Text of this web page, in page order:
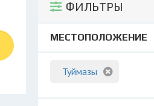
ФИЛЬТРЫ
МЕСТОПОЛОЖЕНИЕ
Туймазы